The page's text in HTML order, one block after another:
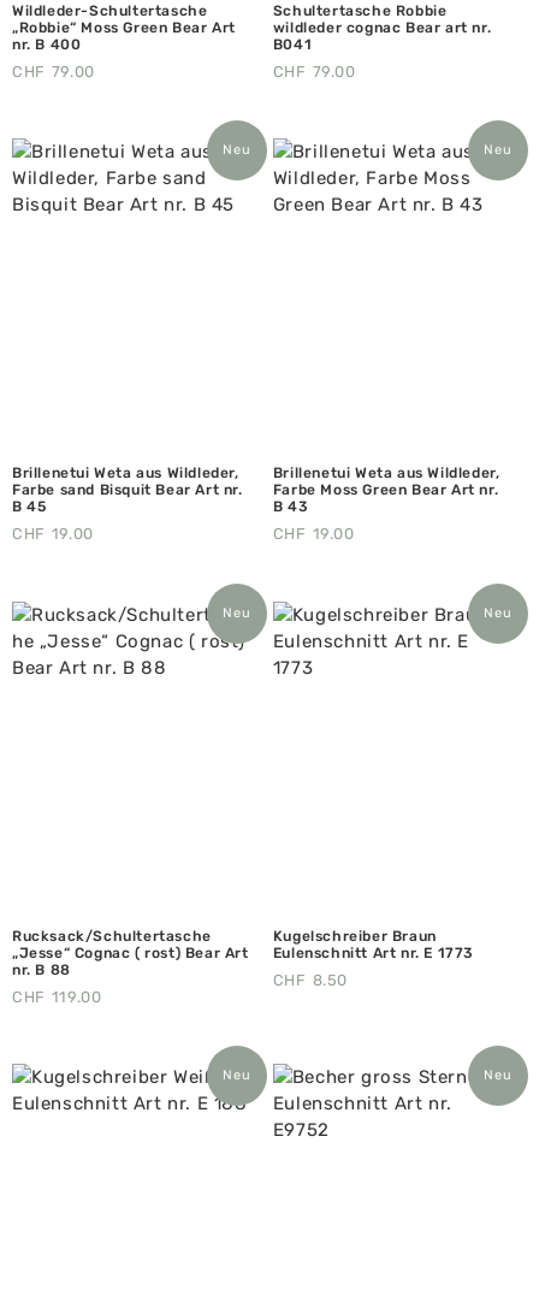
Wildleder-Schultertasche
„Robbie“ Moss Green Bear Art
nr. B 400
CHF 79.00
Schultertasche Robbie
wildleder cognac Bear art nr.
B041
CHF 79.00
Neu
Brillenetui Weta aus Wildleder,
Farbe sand Bisquit Bear Art nr.
B 45
CHF 19.00
Neu
Brillenetui Weta aus Wildleder,
Farbe Moss Green Bear Art nr.
B 43
CHF 19.00
Neu
Rucksack/Schultertasche
„Jesse“ Cognac ( rost) Bear Art
nr. B 88
CHF 119.00
Neu
Kugelschreiber Braun
Eulenschnitt Art nr. E 1773
CHF 8.50
Neu Neu